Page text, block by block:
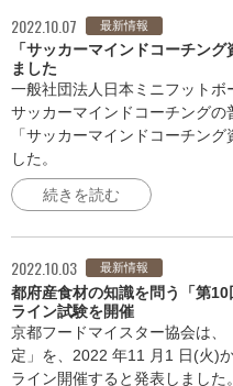
2022.10.07 最新情報
「サッカーマインドコーチン
ました
一般社団法人日本ミニフット
サッカーマインドコーチング
「サッカーマインドコーチン
した。
続きを読む
2022.10.03 最新情報
都府産食材の知識を問う「第
ライン試験を開催
京都フードマイスター協会は
定」を、2022 年11 月1 日(火)
ライン開催すると発表しました。